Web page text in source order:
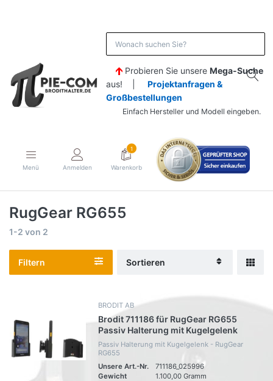
Probieren Sie unsere Mega-Suche
aus! | Projektanfragen &
Großbestellungen
Einfach Hersteller und Modell eingeben.
Menü Anmelden
1
Warenkorb
RugGear RG655
1-2 von 2
Filtern Sortieren
BRODIT AB
Brodit 711186 für RugGear RG655
Passiv Halterung mit Kugelgelenk
Passiv Halterung mit Kugelgelenk - RugGear
RG655
Unsere Art.-Nr.
711186_025996
Gewicht
1.100,00 Gramm